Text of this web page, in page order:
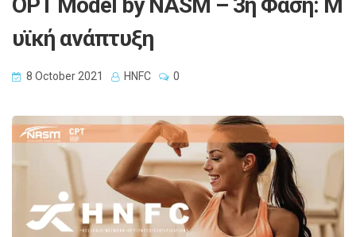
υϊκή ανάπτυξη
8 October 2021 HNFC 0